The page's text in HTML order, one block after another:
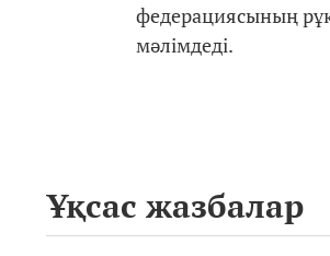
федерациясының
мәлімдеді.
Ұқсас жазбалар